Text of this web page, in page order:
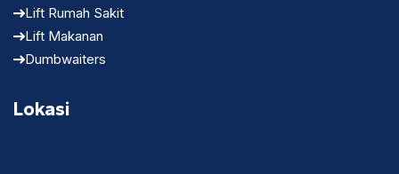
Lift Rumah Sakit
Lift Makanan
Dumbwaiters
Lokasi